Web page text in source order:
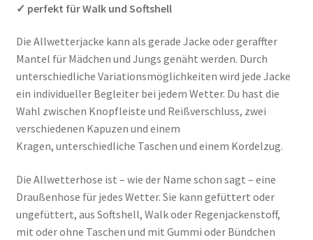
✓ perfekt für Walk und Softshell
Die Allwetterjacke kann als gerade Jacke oder geraffter
Mantel für Mädchen und Jungs genäht werden. Durch
unterschiedliche Variationsmöglichkeiten wird jede Jacke
ein individueller Begleiter bei jedem Wetter. Du hast die
Wahl zwischen Knopfleiste und Reißverschluss, zwei
verschiedenen Kapuzen und einem
Kragen, unterschiedliche Taschen und einem Kordelzug.
Die Allwetterhose ist – wie der Name schon sagt – eine
Draußenhose für jedes Wetter. Sie kann gefüttert oder
ungefüttert, aus Softshell, Walk oder Regenjackenstoff,
mit oder ohne Taschen und mit Gummi oder Bündchen